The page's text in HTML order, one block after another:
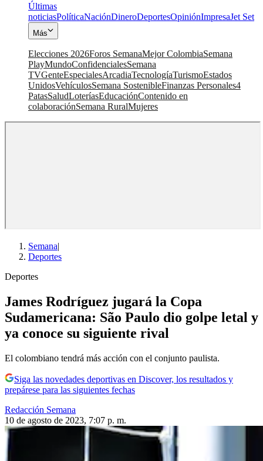
Últimas
noticiasPolíticaNaciónDineroDeportesOpiniónImpresaJet Set
Más
Elecciones 2026Foros SemanaMejor ColombiaSemana
PlayMundoConfidencialesSemana
TVGenteEspecialesArcadiaTecnologíaTurismoEstados
UnidosVehículosSemana SostenibleFinanzas Personales4
PatasSaludLoteríasEducaciónContenido en
colaboraciónSemana RuralMujeres
Semana|
Deportes
Deportes
James Rodríguez jugará la Copa
Sudamericana: São Paulo dio golpe letal y
ya conoce su siguiente rival
El colombiano tendrá más acción con el conjunto paulista.
Siga las novedades deportivas en Discover, los resultados y
prepárese para las siguientes fechas
Redacción Semana
10 de agosto de 2023, 7:07 p. m.